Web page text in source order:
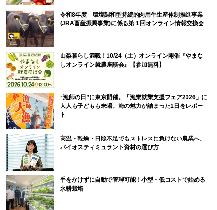
令和8年度 環境調和型持続的肉用牛生産体制推進事業
(JRA畜産振興事業)に係る第１回オンライン情報交換会
山梨暮らし満載！10/24（土）オンライン開催『やまな
しオンライン就農座談会』【参加無料】
“漁師の日”に東京開催。「漁業就業支援フェア2026」に
大人も子どもも来場。海の魅力が詰まった1日をレポー
ト
高温・乾燥・日照不足でもストレスに負けない農業へ。
バイオスティミュラント資材の選び方
手をかけずに自動で管理可能！小型・低コストで始める
水耕栽培